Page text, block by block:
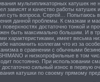
мультипликаторных катушек
зависят и качество работы
суть вопроса. Сергей…
данной проблемы. К смазкам и
поверхностях достаточно тонкой и
быть максимально большим. И в
имеет весьма
напомнить коллегам что из за
в сравнении с обычными
и низкопрофильные в том
постоянно. При использовании
достаточно сильный износ в
катушки по своему прямому